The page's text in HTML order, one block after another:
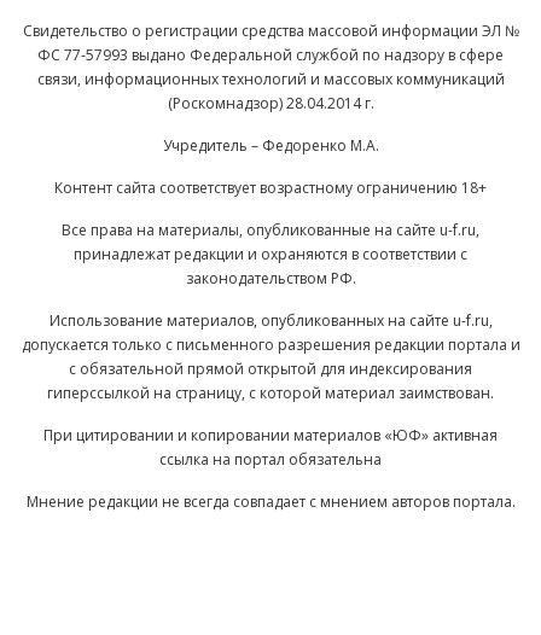
Свидетельство о регистрации средства массовой информации ЭЛ №
ФС 77-57993 выдано Федеральной службой по надзору в сфере
связи, информационных технологий и массовых коммуникаций
(Роскомнадзор) 28.04.2014 г.
Учредитель – Федоренко М.А.
Контент сайта соответствует возрастному ограничению 18+
Все права на материалы, опубликованные на сайте u-f.ru,
принадлежат редакции и охраняются в соответствии с
законодательством РФ.
Использование материалов, опубликованных на сайте u-f.ru,
допускается только с письменного разрешения редакции портала и
с обязательной прямой открытой для индексирования
гиперссылкой на страницу, с которой материал заимствован.
При цитировании и копировании материалов «ЮФ» активная
ссылка на портал обязательна
Мнение редакции не всегда совпадает с мнением авторов портала.